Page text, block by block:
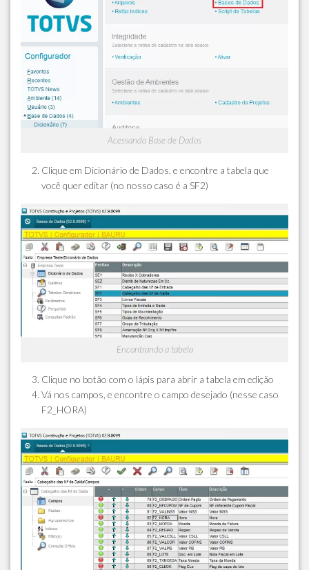
Acessando Base de Dados
Clique em Dicionário de Dados, e encontre a tabela que
você quer editar (no nosso caso é a SF2)
Encontrando a tabela
Clique no botão com o lápis para abrir a tabela em edição
Vá nos campos, e encontre o campo desejado (nesse caso
F2_HORA)